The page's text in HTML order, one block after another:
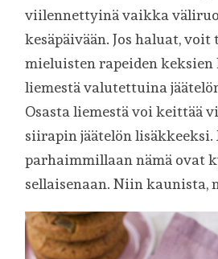
viilennettyinä vaikka
kesäpäivään. Jos haluat, voit
mieluisten rapeiden keksien
liemestä valutettuina
Osasta liemestä voi keittää
siirapin jäätelön lisäkkeeksi.
parhaimmillaan nämä ovat
sellaisenaan. Niin kaunista,